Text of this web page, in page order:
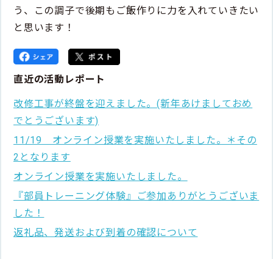
う、この調子で後期もご飯作りに力を入れていきたい
と思います！
直近の活動レポート
改修工事が終盤を迎えました。(新年あけましておめ
でとうございます)
11/19 オンライン授業を実施いたしました。＊その
2となります
オンライン授業を実施いたしました。
『部員トレーニング体験』ご参加ありがとうございま
した！
返礼品、発送および到着の確認について